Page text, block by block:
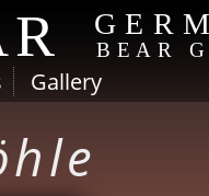
BEAR
Gallery